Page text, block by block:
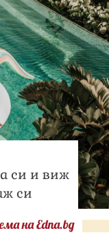
си и виж
си
на Edna.bg